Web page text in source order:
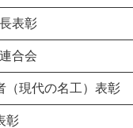
表彰
合会
（現代の名工）表彰
彰